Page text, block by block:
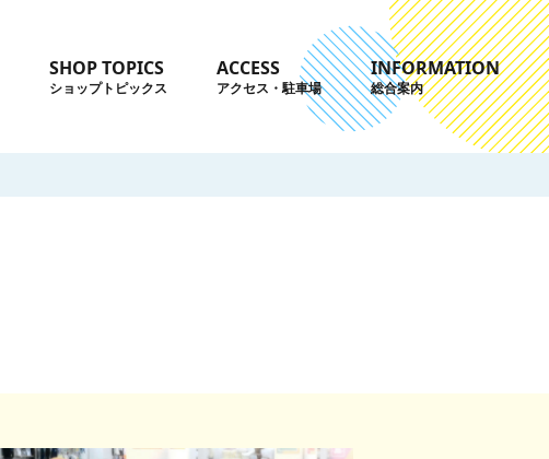
SHOP TOPICS
ショップトピックス
ACCESS
アクセス・駐車場
INFORMATION
総合案内